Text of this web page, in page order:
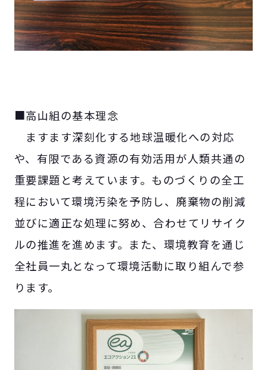
■高山組の基本理念
ますます深刻化する地球温暖化への対応
や、有限である資源の有効活用が人類共通の
重要課題と考えています。ものづくりの全工
程において環境汚染を予防し、廃棄物の削減
並びに適正な処理に努め、合わせてリサイク
ルの推進を進めます。また、環境教育を通じ
全社員一丸となって環境活動に取り組んで参
ります。